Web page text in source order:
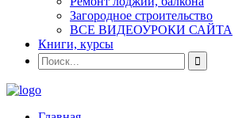
Загородное строительство
ВСЕ ВИДЕОУРОКИ САЙТА
Книги, курсы